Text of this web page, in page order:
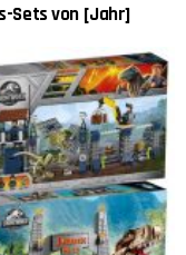
Sets von [Jahr]